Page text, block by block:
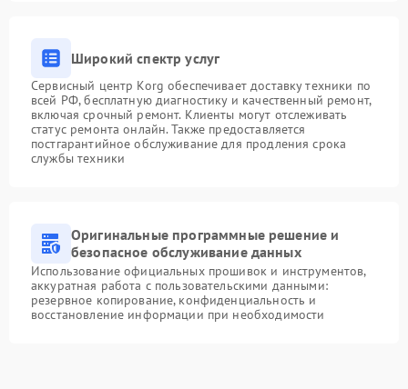
Широкий спектр услуг
Сервисный центр Korg обеспечивает доставку техники по
всей РФ, бесплатную диагностику и качественный ремонт,
включая срочный ремонт. Клиенты могут отслеживать
статус ремонта онлайн. Также предоставляется
постгарантийное обслуживание для продления срока
службы техники
Оригинальные программные решение и
безопасное обслуживание данных
Использование официальных прошивок и инструментов,
аккуратная работа с пользовательскими данными:
резервное копирование, конфиденциальность и
восстановление информации при необходимости